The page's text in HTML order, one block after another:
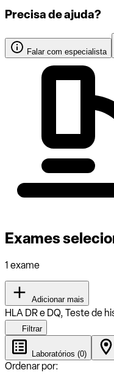
Precisa de ajuda?
Falar com especialista
Exames
1 exame
Adicionar mais
HLA DR e DQ, Teste de
Filtrar
Laboratórios (0)
Ordenar por: